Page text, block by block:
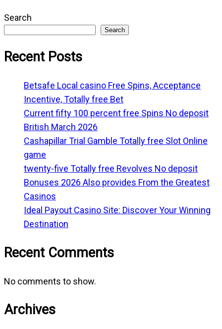
Search
Search
Recent Posts
Betsafe Local casino Free Spins, Acceptance
Incentive, Totally free Bet
Current fifty 100 percent free Spins No deposit
British March 2026
Cashapillar Trial Gamble Totally free Slot Online
game
twenty-five Totally free Revolves No deposit
Bonuses 2026 Also provides From the Greatest
Casinos
Ideal Payout Casino Site: Discover Your Winning
Destination
Recent Comments
No comments to show.
Archives